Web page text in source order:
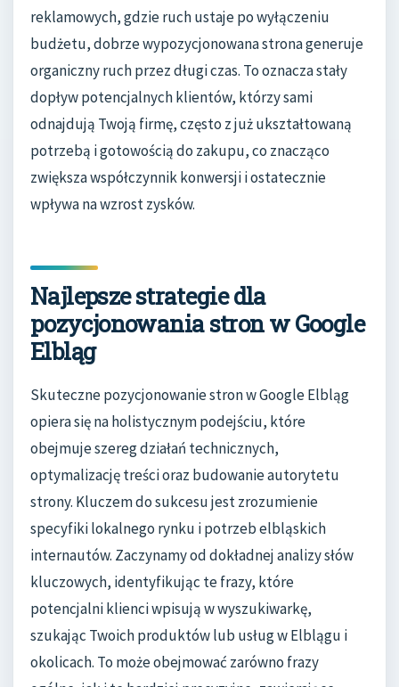
reklamowych, gdzie ruch ustaje po wyłączeniu
budżetu, dobrze wypozycjonowana strona generuje
organiczny ruch przez długi czas. To oznacza stały
dopływ potencjalnych klientów, którzy sami
odnajdują Twoją firmę, często z już ukształtowaną
potrzebą i gotowością do zakupu, co znacząco
zwiększa współczynnik konwersji i ostatecznie
wpływa na wzrost zysków.
Najlepsze strategie dla
pozycjonowania stron w Google
Elbląg
Skuteczne pozycjonowanie stron w Google Elbląg
opiera się na holistycznym podejściu, które
obejmuje szereg działań technicznych,
optymalizację treści oraz budowanie autorytetu
strony. Kluczem do sukcesu jest zrozumienie
specyfiki lokalnego rynku i potrzeb elbląskich
internautów. Zaczynamy od dokładnej analizy słów
kluczowych, identyfikując te frazy, które
potencjalni klienci wpisują w wyszukiwarkę,
szukając Twoich produktów lub usług w Elblągu i
okolicach. To może obejmować zarówno frazy